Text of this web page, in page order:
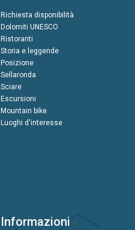
Richiesta disponibilità
Dolomiti UNESCO
Ristoranti
Storia e leggende
Posizione
Sellaronda
Sciare
Escursioni
Mountain bike
Luoghi d'interesse
Informazioni